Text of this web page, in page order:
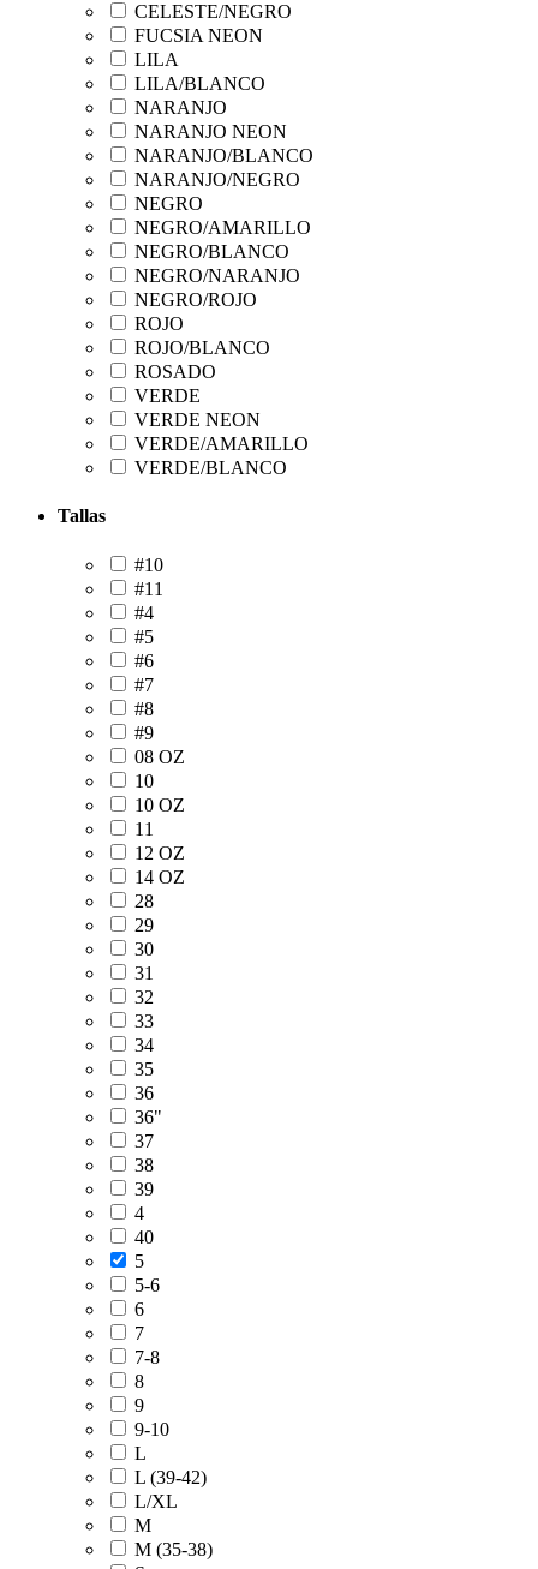
CELESTE/NEGRO
FUCSIA NEON
LILA
LILA/BLANCO
NARANJO
NARANJO NEON
NARANJO/BLANCO
NARANJO/NEGRO
NEGRO
NEGRO/AMARILLO
NEGRO/BLANCO
NEGRO/NARANJO
NEGRO/ROJO
ROJO
ROJO/BLANCO
ROSADO
VERDE
VERDE NEON
VERDE/AMARILLO
VERDE/BLANCO
Tallas
#10
#11
#4
#5
#6
#7
#8
#9
08 OZ
10
10 OZ
11
12 OZ
14 OZ
28
29
30
31
32
33
34
35
36
36"
37
38
39
4
40
5
5-6
6
7
7-8
8
9
9-10
L
L (39-42)
L/XL
M
M (35-38)